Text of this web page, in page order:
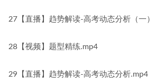
27【直播】趋势解读-高考动态分析（一
28【视频】题型精练.mp4
29【直播】趋势解读-高考动态分析.mp4